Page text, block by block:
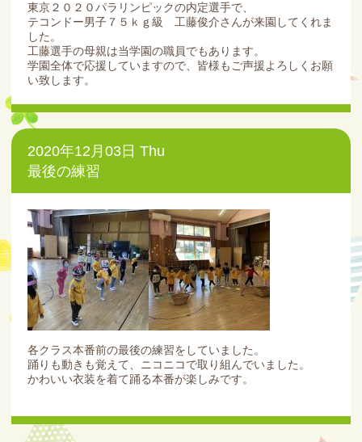
東京２０２０パラリンピックの内定選手で、
テコンドー男子７５ｋｇ級 工藤俊介さんが来園してくれま
した。
工藤選手の母親は当学園の職員でもあります。
学園全体で応援していますので、皆様もご声援よろしくお願
い致します。
2020年12月03日 Thu
最後の練習
各クラス本番前の最後の練習をしていました。
踊りも動きも覚えて、ニコニコで取り組んでいました。
かわいい衣装を着て踊る本番が楽しみです。